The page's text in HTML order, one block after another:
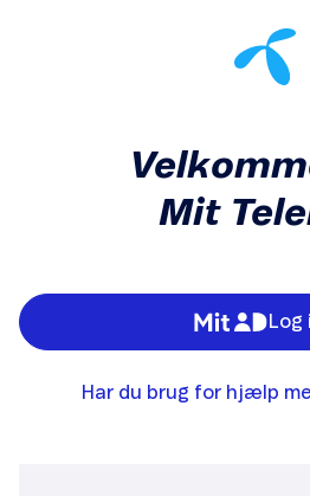
Mit
Log
Har du brug for hjælp